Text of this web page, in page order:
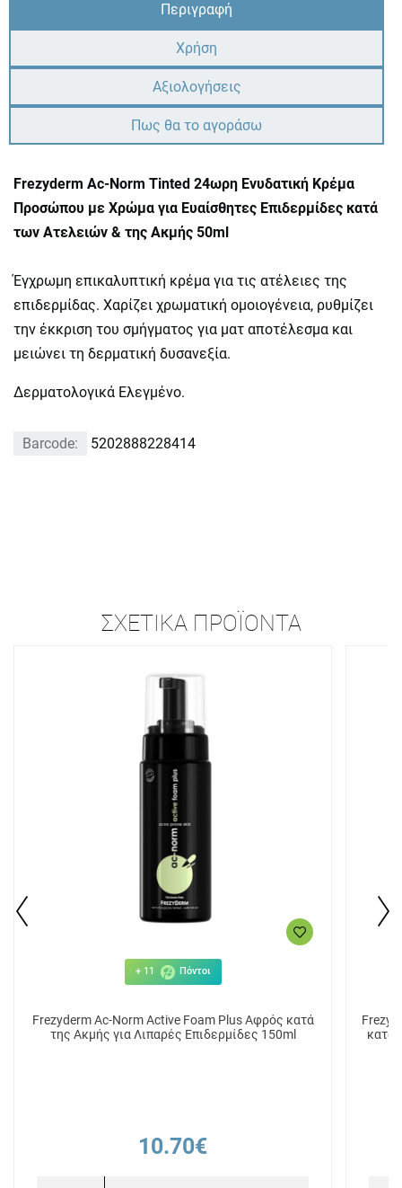
Περιγραφή
Χρήση
Αξιολογήσεις
Πως θα το αγοράσω
Frezyderm Ac-Norm Tinted 24ωρη Ενυδατική Κρέμα
Προσώπου με Χρώμα για Ευαίσθητες Επιδερμίδες κατά
των Ατελειών & της Ακμής 50ml
Έγχρωμη επικαλυπτική κρέμα για τις ατέλειες της
επιδερμίδας. Χαρίζει χρωματική ομοιογένεια, ρυθμίζει
την έκκριση του σμήγματος για ματ αποτέλεσμα και
μειώνει τη δερματική δυσανεξία.
Δερματολογικά Ελεγμένο.
Barcode: 5202888228414
ΣΧΕΤΙΚΆ ΠΡΟΪΌΝΤΑ
+ 11 Πόντοι
Frezyderm Ac-Norm Active Foam Plus Αφρός κατά
της Ακμής για Λιπαρές Επιδερμίδες 150ml
10.70€
κατά